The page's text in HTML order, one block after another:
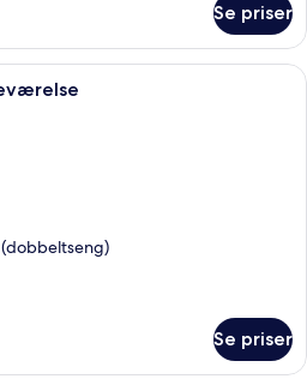
Se priser
Et hotelværelse med en stor seng,
(dobbeltseng)
Se priser